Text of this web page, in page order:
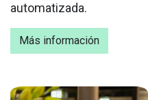
automatizada.
Más información